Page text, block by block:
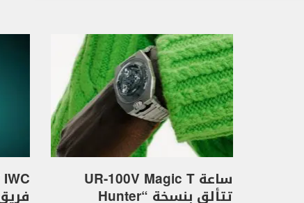
ساعة UR-100V Magic T
تتألق بنسخة “Hunter